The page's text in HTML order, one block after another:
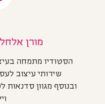
מורן
הסטודיו מתמחה
שירותי עיצוב
ובנוסף מגוון סדנאות